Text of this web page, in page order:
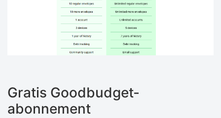
Gratis Goodbudget-
abonnement